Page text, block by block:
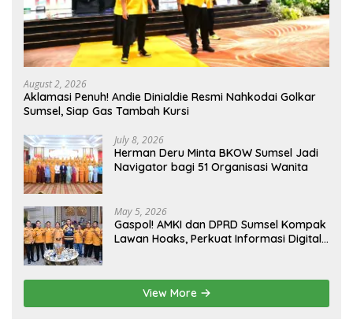
August 2, 2026
Aklamasi Penuh! Andie Dinialdie Resmi Nahkodai Golkar
Sumsel, Siap Gas Tambah Kursi
July 8, 2026
Herman Deru Minta BKOW Sumsel Jadi
Navigator bagi 51 Organisasi Wanita
May 5, 2026
Gaspol! AMKI dan DPRD Sumsel Kompak
Lawan Hoaks, Perkuat Informasi Digital
View More